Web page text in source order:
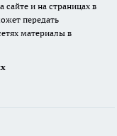
сайте и на страницах в
передать
материалы в